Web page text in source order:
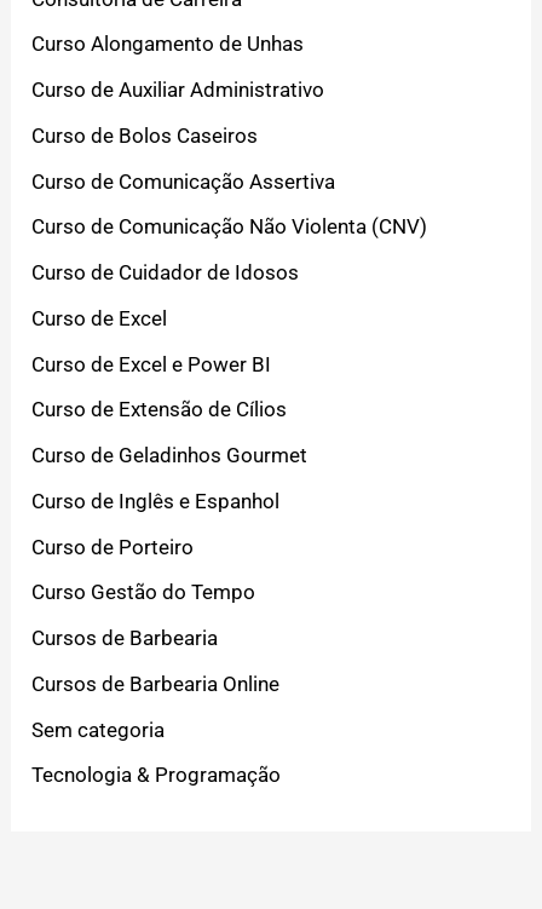
Curso Alongamento de Unhas
Curso de Auxiliar Administrativo
Curso de Bolos Caseiros
Curso de Comunicação Assertiva
Curso de Comunicação Não Violenta (CNV)
Curso de Cuidador de Idosos
Curso de Excel
Curso de Excel e Power BI
Curso de Extensão de Cílios
Curso de Geladinhos Gourmet
Curso de Inglês e Espanhol
Curso de Porteiro
Curso Gestão do Tempo
Cursos de Barbearia
Cursos de Barbearia Online
Sem categoria
Tecnologia & Programação